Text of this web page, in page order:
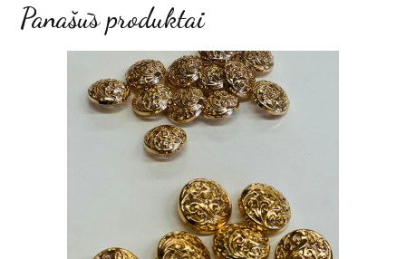
Panašūs produktai